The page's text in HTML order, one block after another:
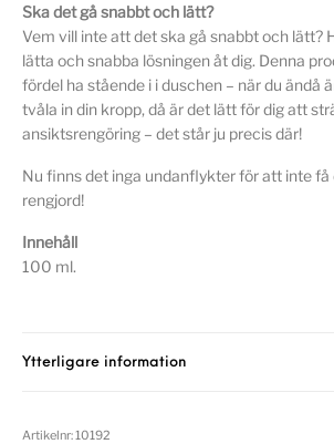
Ska det gå snabbt och lätt?
Vem vill inte att det ska gå snabbt och lätt?
lätta och snabba lösningen åt dig. Denna
fördel ha stående i i duschen – när du ändå
tvåla in din kropp, då är det lätt för dig att
ansiktsrengöring – det står ju precis där!
Nu finns det inga undanflykter för att inte få
rengjord!
Innehåll
100 ml.
Ytterligare information
Artikelnr:10192